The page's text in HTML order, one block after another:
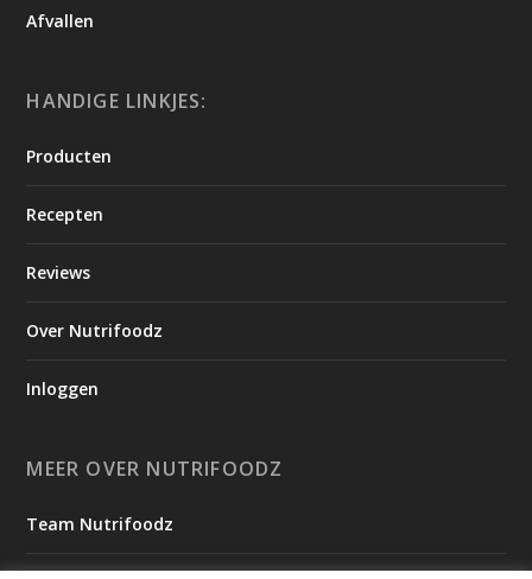
Afvallen
HANDIGE LINKJES:
Producten
Recepten
Reviews
Over Nutrifoodz
Inloggen
MEER OVER NUTRIFOODZ
Team Nutrifoodz